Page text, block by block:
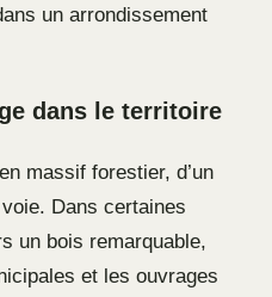
un arrondissement
dans le territoire
massif forestier, d’un
Dans certaines
un bois remarquable,
et les ouvrages